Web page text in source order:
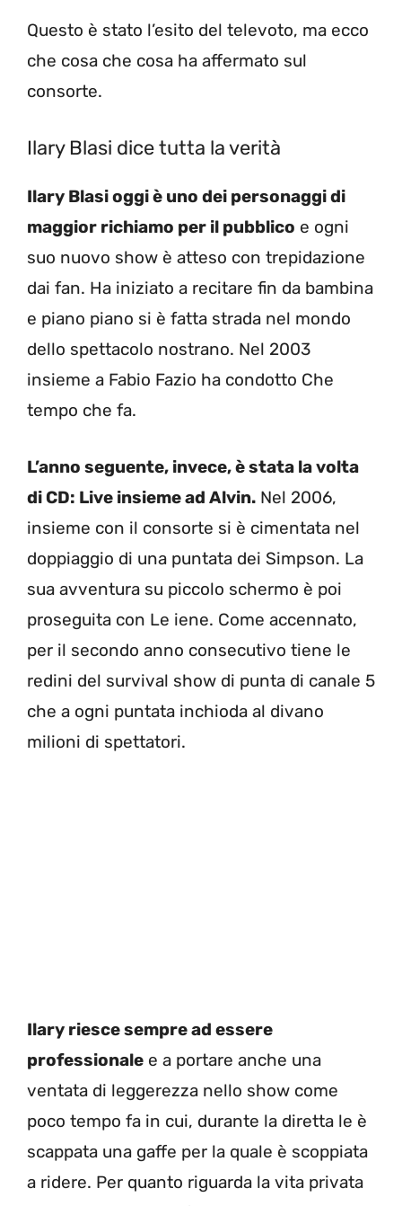
Questo è stato l’esito del televoto, ma ecco
che cosa che cosa ha affermato sul
consorte.
Ilary Blasi dice tutta la verità
Ilary Blasi oggi è uno dei personaggi di
maggior richiamo per il pubblico e ogni
suo nuovo show è atteso con trepidazione
dai fan. Ha iniziato a recitare fin da bambina
e piano piano si è fatta strada nel mondo
dello spettacolo nostrano. Nel 2003
insieme a Fabio Fazio ha condotto Che
tempo che fa.
L’anno seguente, invece, è stata la volta
di CD: Live insieme ad Alvin. Nel 2006,
insieme con il consorte si è cimentata nel
doppiaggio di una puntata dei Simpson. La
sua avventura su piccolo schermo è poi
proseguita con Le iene. Come accennato,
per il secondo anno consecutivo tiene le
redini del survival show di punta di canale 5
che a ogni puntata inchioda al divano
milioni di spettatori.
Ilary riesce sempre ad essere
professionale e a portare anche una
ventata di leggerezza nello show come
poco tempo fa in cui, durante la diretta le è
scappata una gaffe per la quale è scoppiata
a ridere. Per quanto riguarda la vita privata